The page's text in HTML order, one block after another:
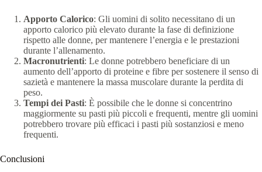
Apporto Calorico: Gli uomini di solito necessitano di un
apporto calorico più elevato durante la fase di definizione
rispetto alle donne, per mantenere l’energia e le prestazioni
durante l’allenamento.
Macronutrienti: Le donne potrebbero beneficiare di un
aumento dell’apporto di proteine e fibre per sostenere il senso di
sazietà e mantenere la massa muscolare durante la perdita di
peso.
Tempi dei Pasti: È possibile che le donne si concentrino
maggiormente su pasti più piccoli e frequenti, mentre gli uomini
potrebbero trovare più efficaci i pasti più sostanziosi e meno
frequenti.
Conclusioni